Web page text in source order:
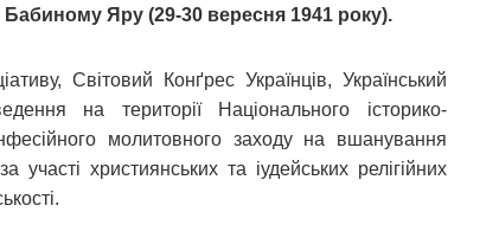
Бабиному Яру (29-30 вересня 1941 року).
Світовий Конґрес Українців, Український
на території Національного історико-
молитовного заходу на вшанування
християнських та іудейських релігійних